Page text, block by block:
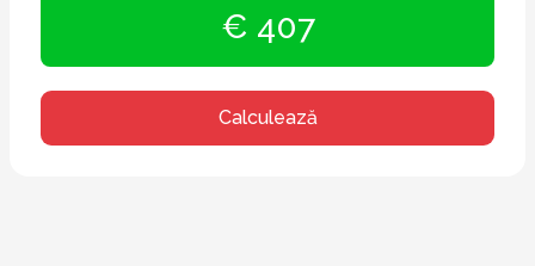
€ 407
Calculează